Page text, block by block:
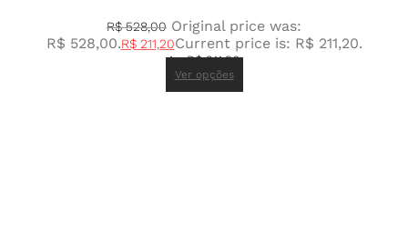
R$528,00 Original price was:
R$ 528,00.R$211,20Current price is: R$ 211,20.
1 xR$211,20
Ver opções